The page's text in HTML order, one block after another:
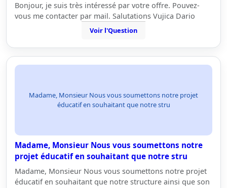
Bonjour, je suis très intéressé par votre offre. Pouvez-
vous me contacter par mail. Salutations Vujica Dario
Voir l'Question
Madame, Monsieur Nous vous soumettons notre projet
éducatif en souhaitant que notre stru
Madame, Monsieur Nous vous soumettons notre
projet éducatif en souhaitant que notre stru
Madame, Monsieur Nous vous soumettons notre projet
éducatif en souhaitant que notre structure ainsi que son